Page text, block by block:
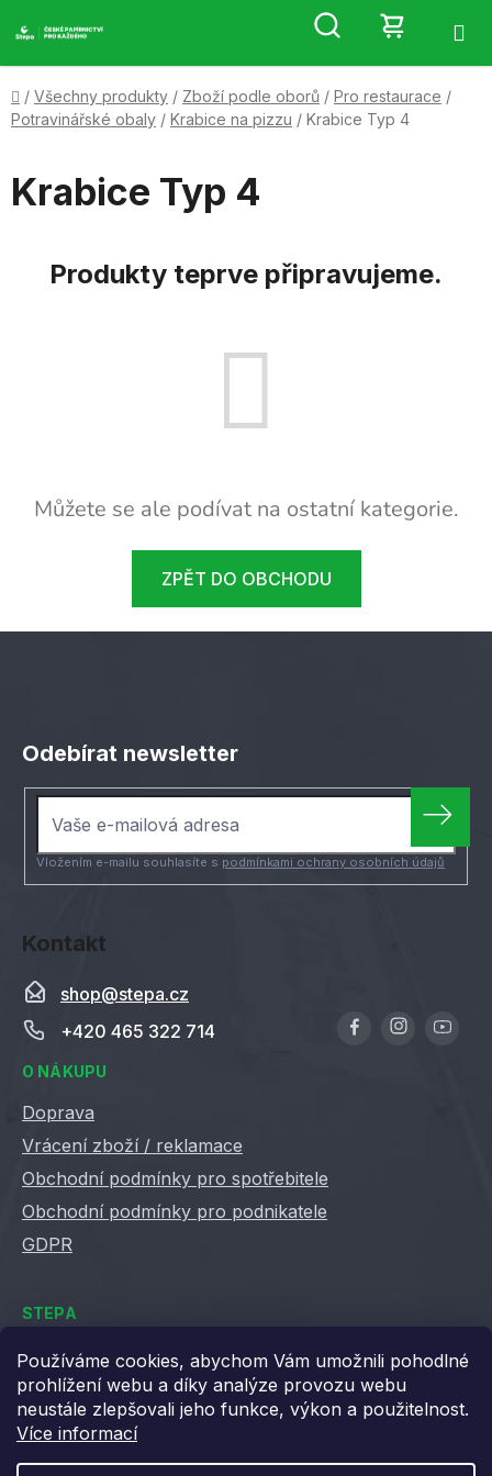
Používáme cookies, abychom Vám umožnili pohodlné
prohlížení webu a díky analýze provozu webu
neustále zlepšovali jeho funkce, výkon a použitelnost.
Více informací
na
Hledat
KOŠÍK
Domů
/ Všechny produkty / Zboží podle oborů / Pro restaurace /
Potravinářské obaly / Krabice na pizzu / Krabice Typ 4
Krabice Typ 4
Produkty teprve připravujeme.
Můžete se ale podívat na ostatní kategorie.
ZPĚT DO OBCHODU
Kontakt
shop@stepa.cz
+420 465 322 714
O NÁKUPU
Doprava
Vrácení zboží / reklamace
Obchodní podmínky pro spotřebitele
Obchodní podmínky pro podnikatele
GDPR
STEPA
Kontakty
Kariéra ve Stepě
Věrnostní slevy
Odebírat newsletter
Vložením e-mailu souhlasíte s podmínkami ochrany osobních údajů